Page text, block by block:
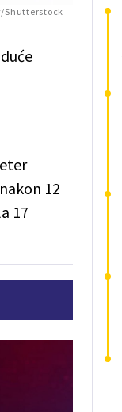
Shutterstock
12
17